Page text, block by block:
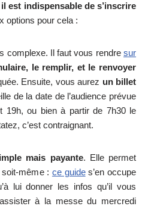
il est indispensable de s’inscrire
options pour cela :
complexe. Il faut vous rendre sur
le remplir, et le renvoyer
Ensuite, vous aurez un billet
de la date de l’audience prévue
19h, ou bien à partir de 7h30 le
c’est contraignant.
mais payante. Elle permet
soit-même : ce guides’en occupe
lui donner les infos qu’il vous
à la messe du mercredi